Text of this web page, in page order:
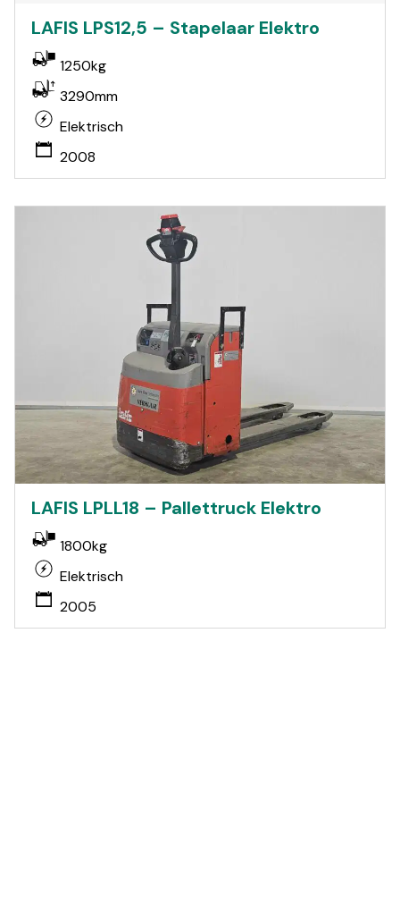
LAFIS LPS12,5 – Stapelaar Elektro
1250kg
3290mm
Elektrisch
2008
LAFIS LPLL18 – Pallettruck Elektro
1800kg
Elektrisch
2005